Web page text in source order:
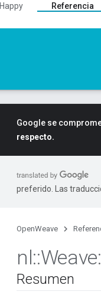
Happy Referencia
Google se
respecto.
preferido. Las
OpenWeave
nl::Weave
Resumen